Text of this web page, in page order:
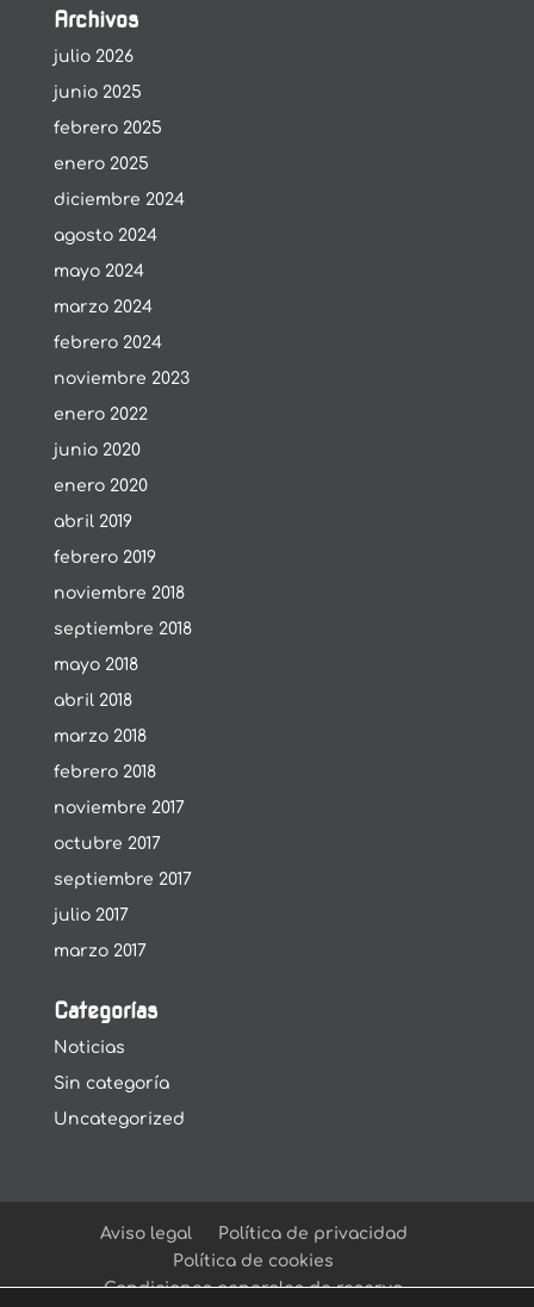
Archivos
julio 2026
junio 2025
febrero 2025
enero 2025
diciembre 2024
agosto 2024
mayo 2024
marzo 2024
febrero 2024
noviembre 2023
enero 2022
junio 2020
enero 2020
abril 2019
febrero 2019
noviembre 2018
septiembre 2018
mayo 2018
abril 2018
marzo 2018
febrero 2018
noviembre 2017
octubre 2017
septiembre 2017
julio 2017
marzo 2017
Categorías
Noticias
Sin categoría
Uncategorized
Aviso legal
Política de privacidad
Política de cookies
Condiciones generales de reserva